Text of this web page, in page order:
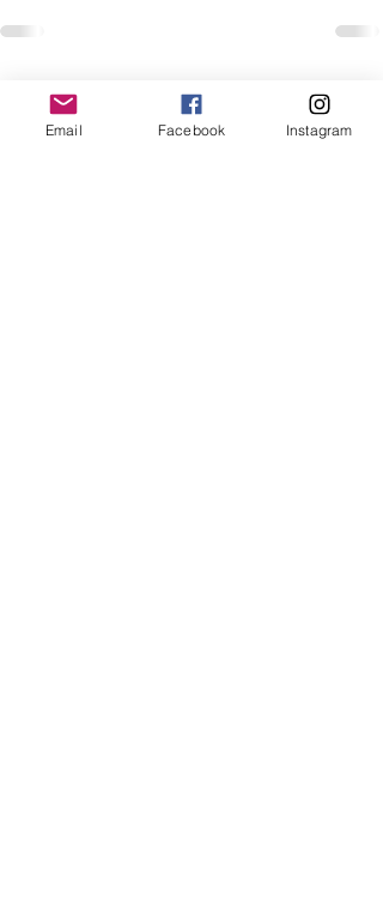
Post recenti Mostra tutti
Email Facebook Instagram